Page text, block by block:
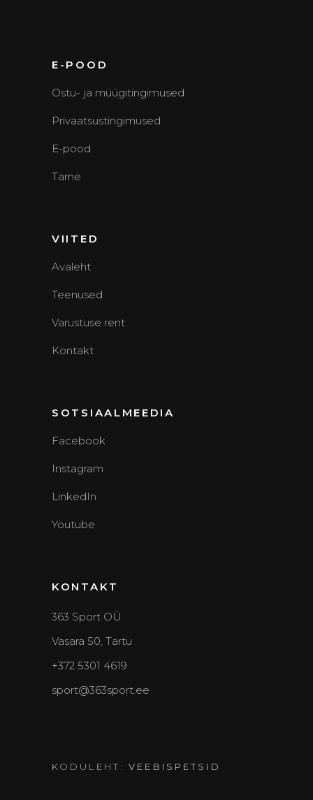
E-POOD
Ostu- ja müügitingimused
Privaatsustingimused
E-pood
Tarne
VIITED
Avaleht
Teenused
Varustuse rent
Kontakt
SOTSIAALMEEDIA
Facebook
Instagram
LinkedIn
Youtube
KONTAKT
363 Sport OÜ
Vasara 50, Tartu
+372 5301 4619
sport@363sport.ee
KODULEHT:VEEBISPETSID